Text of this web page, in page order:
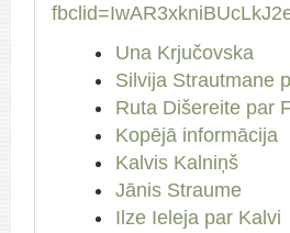
Una Krjučovska
Silvija Strautmane
Ruta Dišereite par
Kopējā informācija
Kalvis Kalniņš
Jānis Straume
Ilze Ieleja par Kalvi